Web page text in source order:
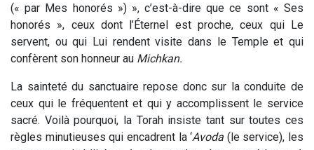
(« par Mes honorés ») », c’est-à-dire que ce sont « Ses
honorés », ceux dont l’Éternel est proche, ceux qui Le
servent, ou qui Lui rendent visite dans le Temple et qui
confèrent son honneur au Michkan.
La sainteté du sanctuaire repose donc sur la conduite de
ceux qui le fréquentent et qui y accomplissent le service
sacré. Voilà pourquoi, la Torah insiste tant sur toutes ces
règles minutieuses qui encadrent la ‘Avoda (le service), les